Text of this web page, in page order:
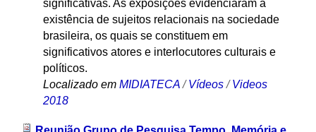
significativas. As exposições evidenciaram a
existência de sujeitos relacionais na sociedade
brasileira, os quais se constituem em
significativos atores e interlocutores culturais e
políticos.
Localizado em MIDIATECA /Vídeos /Videos
2018